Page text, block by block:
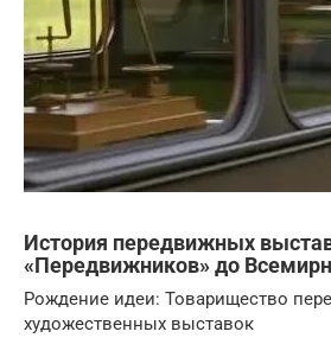
История передвижных
«Передвижников» до
Рождение идеи: Товарищество
художественных выставок